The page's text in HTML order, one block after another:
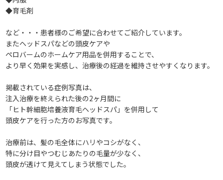
◆育毛剤
など・・・患者様のご希望に合わせてご紹介しています。
またヘッドスパなどの頭皮ケアや
ペロバームのホームケア用品を併用することで、
より早く効果を実感し、治療後の経過を維持させやすくなります。
掲載されている症例写真は、
注入治療を終えられた後の2ヶ月間に
「ヒト幹細胞培養液育毛ヘッドスパ」を併用して
頭皮ケアを行った方のお写真です。
治療前は、髪の毛全体にハリやコシがなく、
特に分け目やつむじあたりの毛量が少なく、
頭皮が透けて見えてしまう状態でした。